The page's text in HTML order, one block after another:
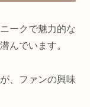
ークで魅力的な
んでいます。
、ファンの興味